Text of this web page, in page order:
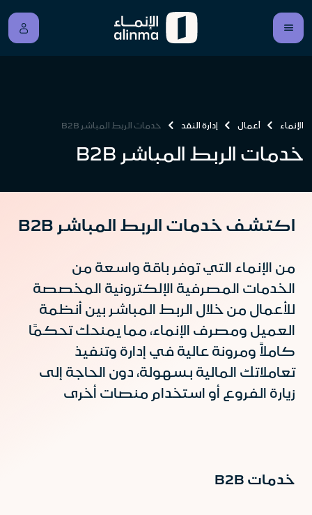
الإنماء أعمال إدارة النقد خدمات الربط المباشر B2B
خدمات الربط المباشر B2B
اكتشف خدمات الربط المباشر B2B
من الإنماء التي توفر باقة واسعة من
الخدمات المصرفية الإلكترونية المخصصة
للأعمال من خلال الربط المباشر بين أنظمة
العميل ومصرف الإنماء، مما يمنحك تحكمًا
كاملاً ومرونة عالية في إدارة وتنفيذ
تعاملاتك المالية بسهولة، دون الحاجة إلى
زيارة الفروع أو استخدام منصات أخرى
خدمات B2B